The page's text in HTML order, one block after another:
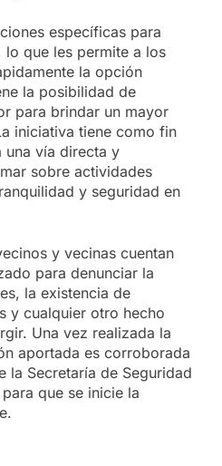
específicas para
que les permite a los
la opción
la posibilidad de
para brindar un mayor
iniciativa tiene como fin
una vía directa y
sobre actividades
y seguridad en
y vecinas cuentan
para denunciar la
la existencia de
y cualquier otro hecho
Una vez realizada la
aportada es corroborada
la Secretaría de Seguridad
que se inicie la